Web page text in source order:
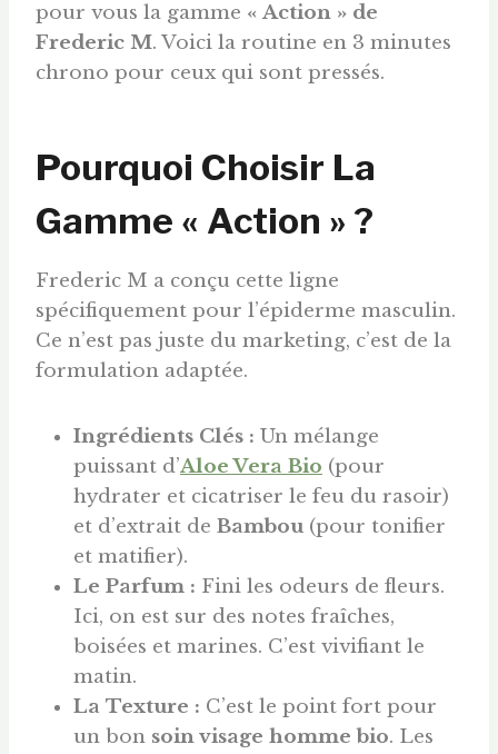
pour vous la gamme « Action » de
Frederic M. Voici la routine en 3 minutes
chrono pour ceux qui sont pressés.
Pourquoi Choisir La
Gamme « Action » ?
Frederic M a conçu cette ligne
spécifiquement pour l’épiderme masculin.
Ce n’est pas juste du marketing, c’est de la
formulation adaptée.
Ingrédients Clés : Un mélange
puissant d’Aloe Vera Bio (pour
hydrater et cicatriser le feu du rasoir)
et d’extrait de Bambou (pour tonifier
et matifier).
Le Parfum : Fini les odeurs de fleurs.
Ici, on est sur des notes fraîches,
boisées et marines. C’est vivifiant le
matin.
La Texture : C’est le point fort pour
un bon soin visage homme bio. Les